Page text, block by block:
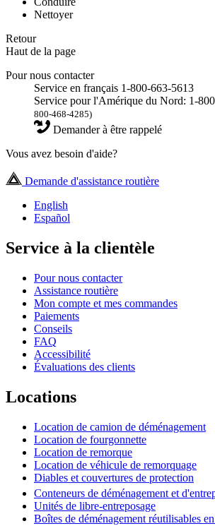
Nettoyer
Retour
Haut de la page
Pour nous contacter
Service en français 1-800-663-5613
Service pour l'Amérique du Nord: 1-
800-468-4285)
Demander à être rappelé
Vous avez besoin d'aide?
Demande d'assistance routière
English
Español
Service à la clientèle
Pour nous contacter
Assistance routière
Mon compte et mes commandes
Paiements
Conseils
FAQ
Accessibilité
Évaluations des clients
Locations
Location de camion de déménagement
Location de fourgonnette
Location de remorque
Location de véhicule de remorquage
Diables et couvertures de protection
Conteneurs de déménagement et
Unités de libre-entreposage
Boîtes de déménagement réutilisables